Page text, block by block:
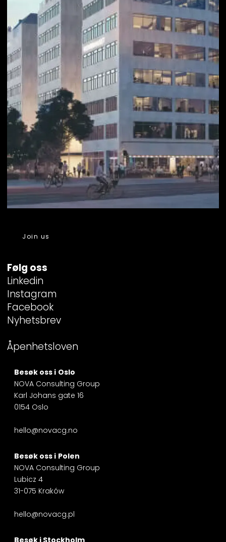
Join us
Følg oss
Linkedin
Instagram
Facebook
Nyhetsbrev
Åpenhetsloven
Besøk oss i Oslo
NOVA Consulting Group
Karl Johans gate 16
0154 Oslo
hello@novacg.no
Besøk oss i Polen
NOVA Consulting Group
Lubicz 4
31-075 Kraków
hello@novacg.pl
Besøk i Stockholm